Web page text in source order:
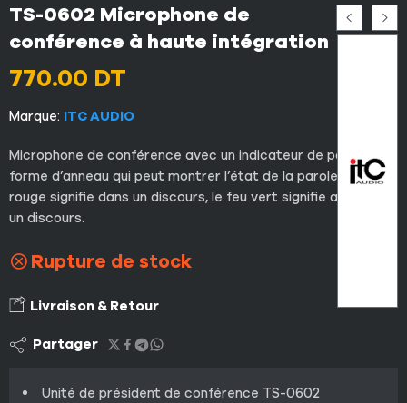
TS-0602 Microphone de
conférence à haute intégration
770.00 DT
Marque: ITC AUDIO
Microphone de conférence avec un indicateur de parole en
forme d’anneau qui peut montrer l’état de la parole. Le feu
rouge signifie dans un discours, le feu vert signifie attendre
un discours.
Rupture de stock
Livraison & Retour
Partager
Unité de président de conférence TS-0602